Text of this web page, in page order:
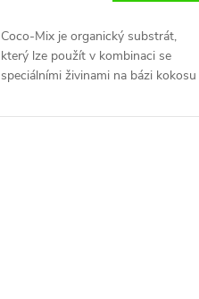
Coco-Mix je organický substrát,
který lze použít v kombinaci se
speciálními živinami na bázi kokosu
Kokosová vlákna obsahují velké